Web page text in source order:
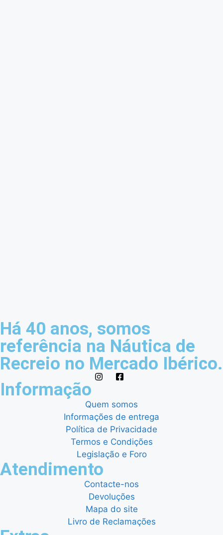
Há 40 anos, somos
referência na Náutica de
Recreio no Mercado Ibérico.
Informação
Quem somos
Informações de entrega
Política de Privacidade
Termos e Condições
Legislação e Foro
Atendimento
Contacte-nos
Devoluções
Mapa do site
Livro de Reclamações